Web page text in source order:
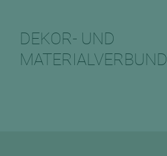
DEKOR- UND
MATERIALVERBUND